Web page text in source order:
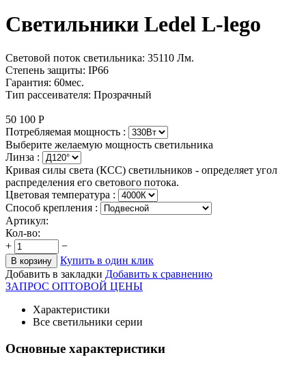
Светильники Ledel L-lego
Световой поток светильника: 35110 Лм.
Степень защиты: IP66
Гарантия: 60мес.
Тип рассеивателя: Прозрачный
50 100 Р
Потребляемая мощность :
Выберите желаемую мощность светильника
Линза :
Кривая силы света (КСС) светильников - определяет угол
распределения его светового потока.
Цветовая температура :
Способ крепления :
Артикул:
Кол-во:
+
−
В корзину
Купить в один клик
Добавить в закладки Добавить к сравнению
ЗАПРОС ОПТОВОЙ ЦЕНЫ
Характеристики
Все светильники серии
Основные характеристики